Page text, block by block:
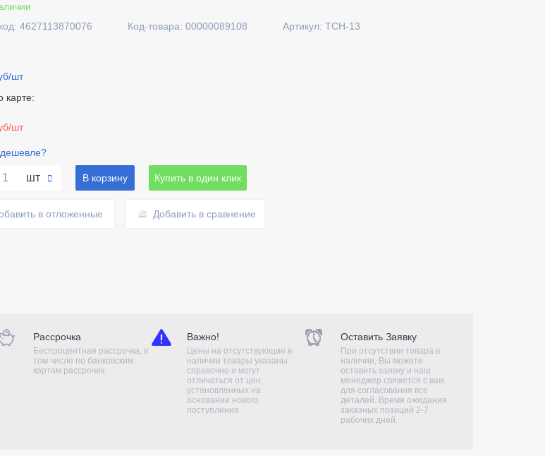
4627113870076
Код-товара: 00000089108
Артикул: ТСН-13
шт
карте:
шт
шт В корзину Купить в один клик
в отложенные Добавить в сравнение
Рассрочка
Беспроцентная рассрочка, в
том числе по банковским
картам рассрочек.
Важно!
Цены на отсутствующие в
наличии товары указаны
справочно и могут
отличаться от цен,
установленных на
основании нового
поступления.
Оставить Заявку
При отсутствии товара в
наличии, Вы можете
оставить заявку и наш
менеджер свяжется с вам
для согласования все
деталей. Время ожидания
заказных позиций 2-7
рабочих дней.